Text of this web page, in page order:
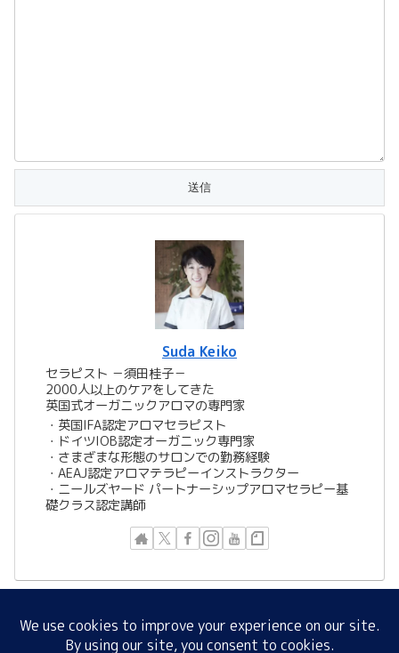
Suda Keiko
セラピスト －須田桂子－
2000人以上のケアをしてきた
英国式オーガニックアロマの専門家
​​・英国IFA認定アロマセラピスト
・ドイツIOB認定オーガニック専門家
・さまざまな形態のサロンでの勤務経験
・AEAJ認定アロマテラピーインストラクター
・ニールズヤード パートナーシップアロマセラピー基
礎クラス認定講師
Suda Keiko Aromatherapy Salon